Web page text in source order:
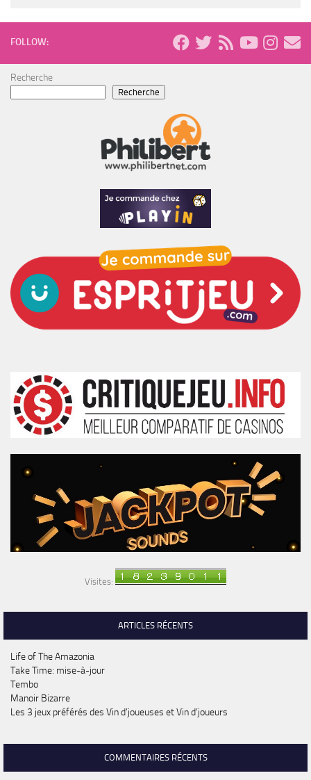
FOLLOW:
Recherche
Recherche
Visites:
ARTICLES RÉCENTS
Life of The Amazonia
Take Time: mise-à-jour
Tembo
Manoir Bizarre
Les 3 jeux préférés des Vin d’joueuses et Vin d’joueurs
COMMENTAIRES RÉCENTS